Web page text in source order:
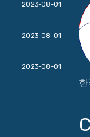
2023-08-01
2023-08-01
2023-08-01